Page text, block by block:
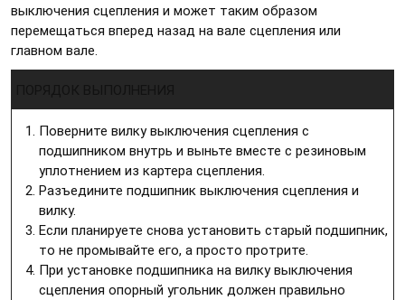
выключения сцепления и может таким образом
перемещаться вперед назад на вале сцепления или
главном вале.
Поверните вилку выключения сцепления с
подшипником внутрь и выньте вместе с резиновым
уплотнением из картера сцепления.
Разъедините подшипник выключения сцепления и
вилку.
Если планируете снова установить старый подшипник,
то не промывайте его, а просто протрите.
При установке подшипника на вилку выключения
сцепления опорный угольник должен правильно